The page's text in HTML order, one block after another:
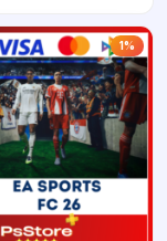
Купить 1%